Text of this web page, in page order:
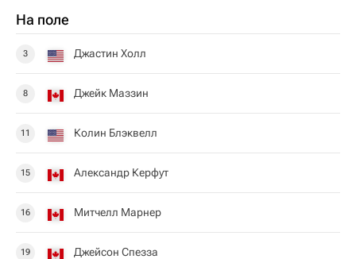
На поле
3 Джастин Холл
8 Джейк Маззин
11 Колин Блэквелл
15 Александр Керфут
16 Митчелл Марнер
19 Джейсон Спезза